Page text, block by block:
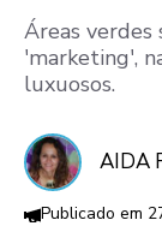
Áreas
'marketing',
luxuosos.
AIDA